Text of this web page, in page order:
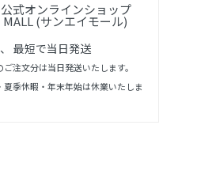
式オンラインショップ
MALL (サンエイモール)
最短で当日発送
注文分は当日発送いたします。
季休暇・年末年始は休業いたしま